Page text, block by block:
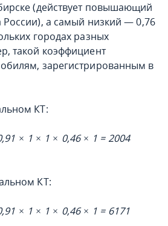
(действует повышающий
России), а самый низкий — 0,76
городах разных
такой коэффициент
зарегистрированным в
КТ:
× 1 × 1 × 0,46 × 1 = 2004
КТ:
× 1 × 1 × 0,46 × 1 = 6171